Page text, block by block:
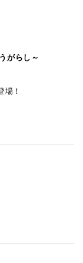
がらし～